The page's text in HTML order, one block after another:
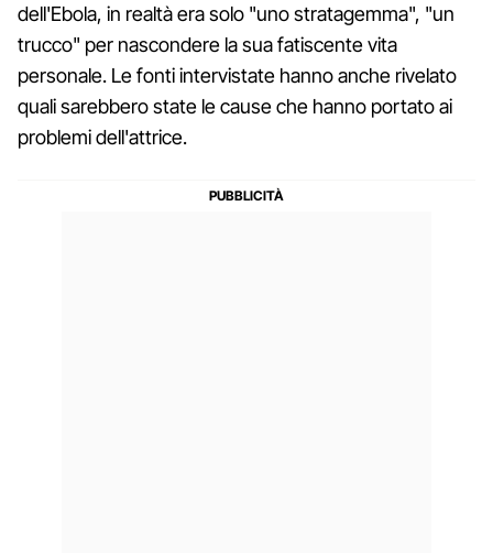
dell'Ebola, in realtà era solo "uno stratagemma", "un
trucco" per nascondere la sua fatiscente vita
personale. Le fonti intervistate hanno anche rivelato
quali sarebbero state le cause che hanno portato ai
problemi dell'attrice.